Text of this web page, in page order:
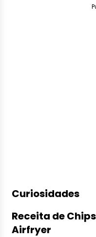
Curiosidades
Receita de
Airfryer